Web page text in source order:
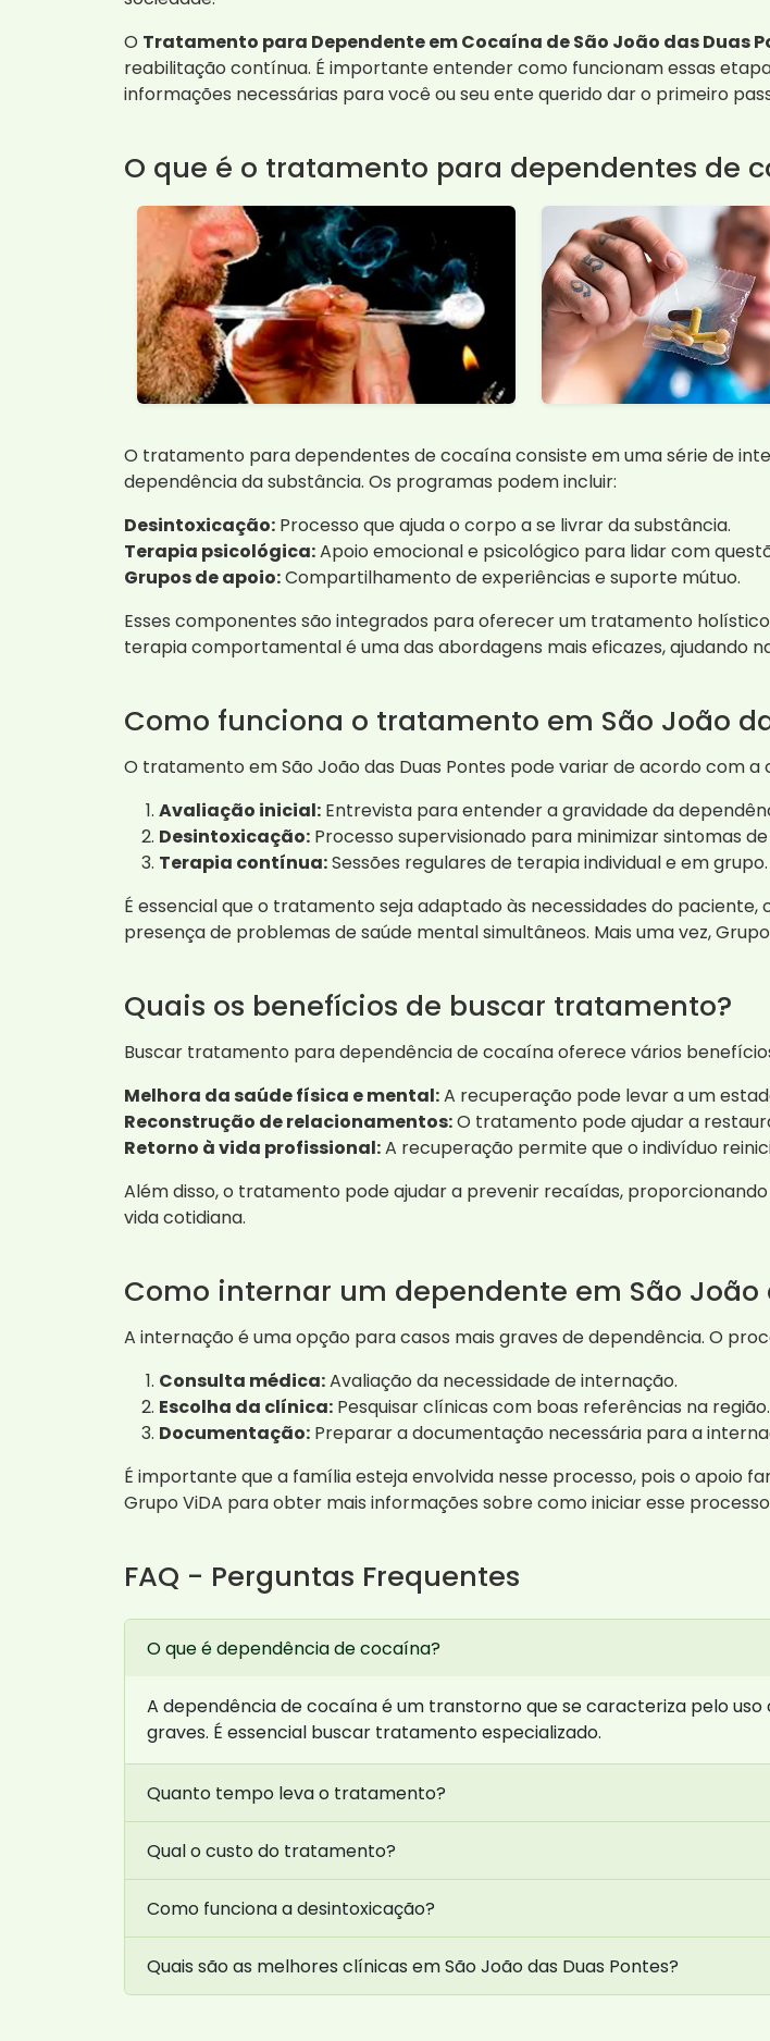
O Tratamento para Dependente em Cocaína de São João das Duas
reabilitação contínua. É importante entender como funcionam essas
informações necessárias para você ou seu ente querido dar o primeiro
O que é o tratamento para dependentes de
O tratamento para dependentes de cocaína consiste em uma série de
dependência da substância. Os programas podem incluir:
Desintoxicação: Processo que ajuda o corpo a se livrar da substância.
Terapia psicológica:Apoio emocional e psicológico para lidar com
Grupos de apoio:Compartilhamento de experiências e suporte mútuo.
Esses componentes são integrados para oferecer um tratamento
terapia comportamental é uma das abordagens mais eficazes, ajudando
Como funciona o tratamento em São João
O tratamento em São João das Duas Pontes pode variar de acordo com
Avaliação inicial: Entrevista para entender a gravidade da
Desintoxicação: Processo supervisionado para minimizar sintomas
Terapia contínua:Sessões regulares de terapia individual e em grupo.
É essencial que o tratamento seja adaptado às necessidades do
presença de problemas de saúde mental simultâneos. Mais uma vez,
Quais os benefícios de buscar tratamento?
Buscar tratamento para dependência de cocaína oferece vários
Melhora da saúde física e mental:A recuperação pode levar a um
Reconstrução de relacionamentos:O tratamento pode ajudar a
Retorno à vida profissional:A recuperação permite que o indivíduo
Além disso, o tratamento pode ajudar a prevenir recaídas,
vida cotidiana.
Como internar um dependente em São João
A internação é uma opção para casos mais graves de dependência. O
Consulta médica:Avaliação da necessidade de internação.
Escolha da clínica: Pesquisar clínicas com boas referências na região.
Documentação: Preparar a documentação necessária para a
É importante que a família esteja envolvida nesse processo, pois o apoio
Grupo ViDA para obter mais informações sobre como iniciar esse
FAQ - Perguntas Frequentes
O que é dependência de cocaína?
A dependência de cocaína é um transtorno que se caracteriza pelo
graves. É essencial buscar tratamento especializado.
Quanto tempo leva o tratamento?
Qual o custo do tratamento?
Como funciona a desintoxicação?
Quais são as melhores clínicas em São João das Duas Pontes?